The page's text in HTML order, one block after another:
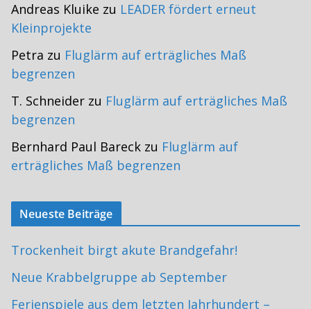
Andreas Kluike zu LEADER fördert erneut
Kleinprojekte
Petra zu Fluglärm auf erträgliches Maß
begrenzen
T. Schneider zu Fluglärm auf erträgliches Maß
begrenzen
Bernhard Paul Bareck zu Fluglärm auf
erträgliches Maß begrenzen
Neueste Beiträge
Trockenheit birgt akute Brandgefahr!
Neue Krabbelgruppe ab September
Ferienspiele aus dem letzten Jahrhundert –